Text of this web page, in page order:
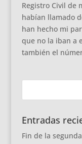
Registro Civil de
habían llamado
han hecho mi
que no la iban a
también el
Entradas
Fin de la